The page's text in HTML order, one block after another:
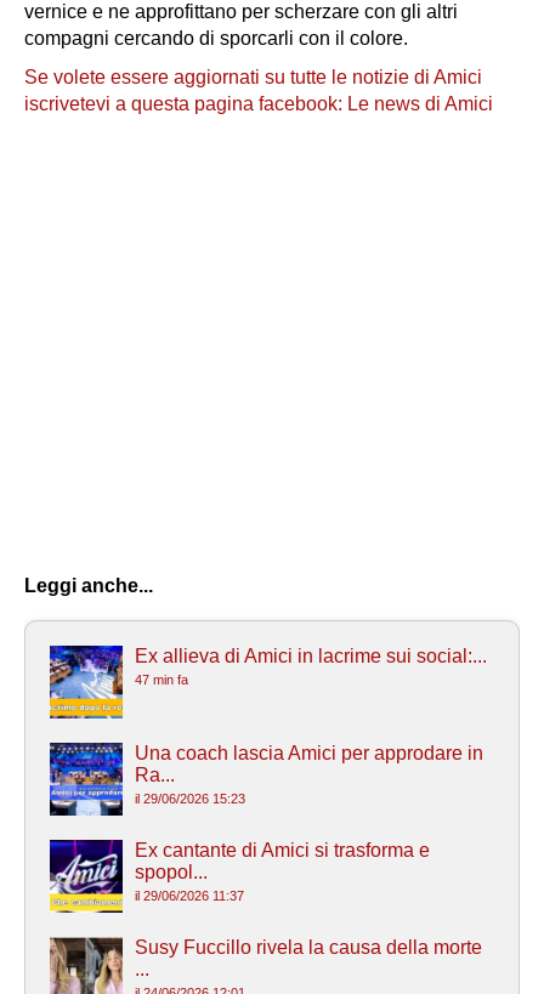
vernice e ne approfittano per scherzare con gli altri
compagni cercando di sporcarli con il colore.
Se volete essere aggiornati su tutte le notizie di Amici
iscrivetevi a questa pagina facebook: Le news di Amici
Leggi anche...
Ex allieva di Amici in lacrime sui social:...
47 min fa
Una coach lascia Amici per approdare in
Ra...
il 29/06/2026 15:23
Ex cantante di Amici si trasforma e
spopol...
il 29/06/2026 11:37
Susy Fuccillo rivela la causa della morte
...